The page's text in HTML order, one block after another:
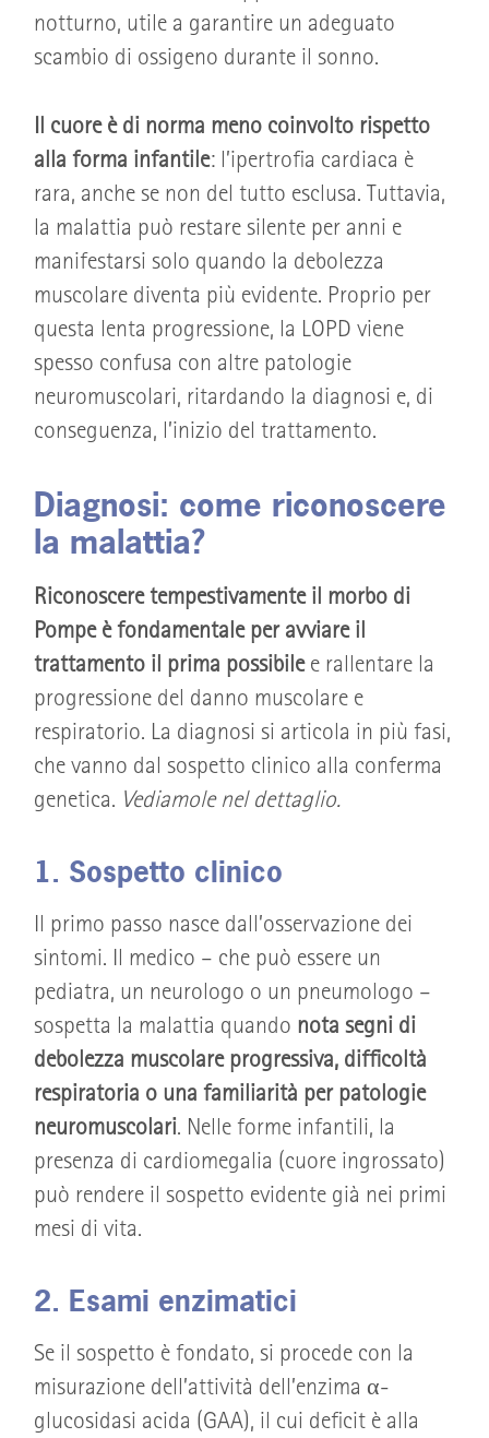
notturno, utile a garantire un adeguato
scambio di ossigeno durante il sonno.
Il cuore è di norma meno coinvolto rispetto
alla forma infantile: l’ipertrofia cardiaca è
rara, anche se non del tutto esclusa. Tuttavia,
la malattia può restare silente per anni e
manifestarsi solo quando la debolezza
muscolare diventa più evidente. Proprio per
questa lenta progressione, la LOPD viene
spesso confusa con altre patologie
neuromuscolari, ritardando la diagnosi e, di
conseguenza, l’inizio del trattamento.
Diagnosi: come riconoscere
la malattia?
Riconoscere tempestivamente il morbo di
Pompe è fondamentale per avviare il
trattamento il prima possibilee rallentare la
progressione del danno muscolare e
respiratorio. La diagnosi si articola in più fasi,
che vanno dal sospetto clinico alla conferma
genetica. Vediamole nel dettaglio.
1. Sospetto clinico
Il primo passo nasce dall’osservazione dei
sintomi. Il medico – che può essere un
pediatra, un neurologo o un pneumologo –
sospetta la malattia quando nota segni di
debolezza muscolare progressiva, difficoltà
respiratoria o una familiarità per patologie
neuromuscolari. Nelle forme infantili, la
presenza di cardiomegalia (cuore ingrossato)
può rendere il sospetto evidente già nei primi
mesi di vita.
2. Esami enzimatici
Se il sospetto è fondato, si procede con la
misurazione dell’attività dell’enzima α-
glucosidasi acida (GAA), il cui deficit è alla